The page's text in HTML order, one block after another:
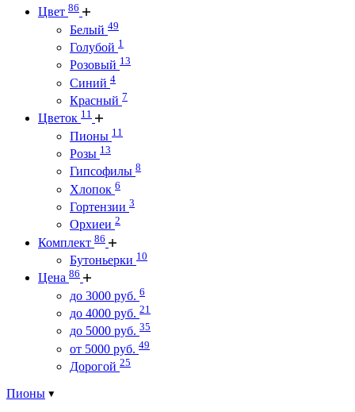
Цвет 86
Белый 49
Голубой 1
Розовый 13
Синий 4
Красный 7
Цветок 11
Пионы 11
Розы 13
Гипсофилы 8
Хлопок 6
Гортензии 3
Орхиеи 2
Комплект 86
Бутоньерки 10
Цена 86
до 3000 руб. 6
до 4000 руб. 21
до 5000 руб. 35
от 5000 руб. 49
Дорогой 25
Пионы